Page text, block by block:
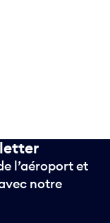
l’aéroport et
notre